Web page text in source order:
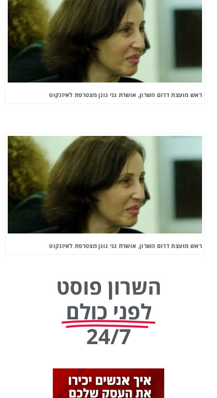
ראש מועצת דרום השרון, אושרת גני גונן מצטרפת לאיזנקוט
ראש מועצת דרום השרון, אושרת גני גונן מצטרפת לאיזנקוט
השרון פוסט
לפני כולם
24/7